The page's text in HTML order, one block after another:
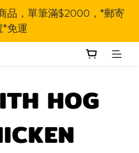
品，單筆滿$2000，*郵寄
*免運
HOG